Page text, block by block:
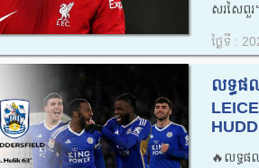
សរសៃពួរ
ថ្ងៃទី :
លទ្ធផ
🔥លទ្ធផ